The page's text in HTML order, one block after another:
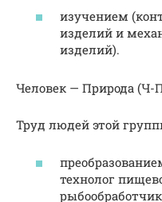
изучением
изделий и
изделий).
Человек — Природа (Ч-
Труд людей этой
технолог